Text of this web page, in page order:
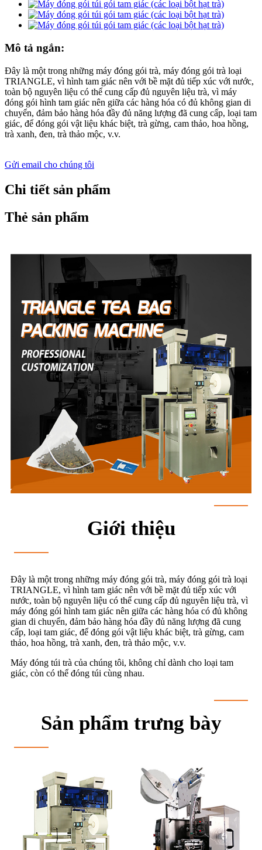
Mô tả ngắn:
Đây là một trong những máy đóng gói trà, máy đóng gói trà loại
TRIANGLE, vì hình tam giác nên với bề mặt đủ tiếp xúc với nước,
toàn bộ nguyên liệu có thể cung cấp đủ nguyên liệu trà, vì máy
đóng gói hình tam giác nên giữa các hàng hóa có đủ không gian di
chuyển, đảm bảo hàng hóa đầy đủ năng lượng đã cung cấp, loại tam
giác, để đóng gói vật liệu khác biệt, trà gừng, cam thảo, hoa hồng,
trà xanh, đen, trà thảo mộc, v.v.
Gửi email cho chúng tôi
Chi tiết sản phẩm
Thẻ sản phẩm
Giới thiệu
Đây là một trong những máy đóng gói trà, máy đóng gói trà loại
TRIANGLE, vì hình tam giác nên với bề mặt đủ tiếp xúc với
nước, toàn bộ nguyên liệu có thể cung cấp đủ nguyên liệu trà, vì
máy đóng gói hình tam giác nên giữa các hàng hóa có đủ không
gian di chuyển, đảm bảo hàng hóa đầy đủ năng lượng đã cung
cấp, loại tam giác, để đóng gói vật liệu khác biệt, trà gừng, cam
thảo, hoa hồng, trà xanh, đen, trà thảo mộc, v.v.
Máy đóng túi trà của chúng tôi, không chỉ dành cho loại tam
giác, còn có thể đóng túi cùng nhau.
Sản phẩm trưng bày